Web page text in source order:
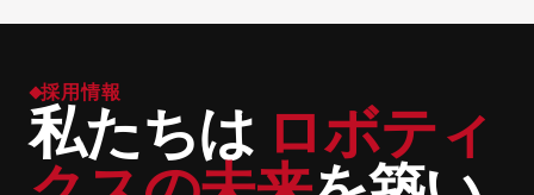
採用情報
私たちは ロボティ